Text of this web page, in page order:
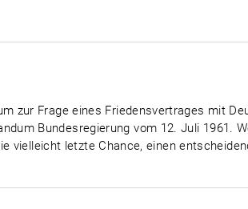
zur Frage eines Friedensvertrages mit
Bundesregierung vom 12. Juli 1961.
vielleicht letzte Chance, einen